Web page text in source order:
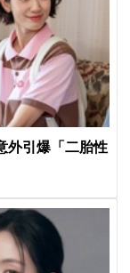
外引爆「二胎性